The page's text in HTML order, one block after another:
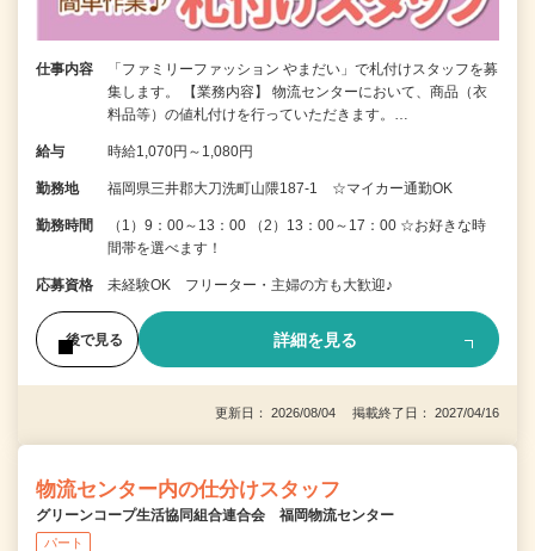
仕事内容
「ファミリーファッション やまだい」で札付けスタッフを募
集します。 【業務内容】 物流センターにおいて、商品（衣
料品等）の値札付けを行っていただきます。…
給与 時給1,070円～1,080円
勤務地 福岡県三井郡大刀洗町山隈187-1 ☆マイカー通勤OK
勤務時間
（1）9：00～13：00 （2）13：00～17：00 ☆お好きな時
間帯を選べます！
応募資格 未経験OK フリーター・主婦の方も大歓迎♪
後で見る 詳細を見る
更新日： 2026/08/04 掲載終了日： 2027/04/16
物流センター内の仕分けスタッフ
グリーンコープ生活協同組合連合会 福岡物流センター
パート